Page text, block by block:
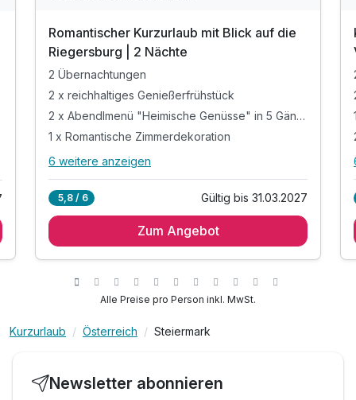
Romantischer Kurzurlaub mit Blick auf die
Riegersburg | 2 Nächte
2 Übernachtungen
2 x reichhaltiges Genießerfrühstück
2 x Abendlmenü "Heimische Genüsse" in 5 Gängen
1 x Romantische Zimmerdekoration
Alle Inklusivleistungen
2 x reichhaltiges Genießerfrühstück
1 x Romantische Zimmerdekoration
1 x Selbstgemachte Pralinen am Zimmer
1 x Flasche himmlische Vulkanperle am Zimmer
inkl. Finnische Sauna & Dampfbad
inkl. beheizter Außenpool & Panorama-
6 weitere anzeigen
5,8 / 6 Gültig bis 31.03.2027
Zum Angebot
Alle Preise pro Person inkl. MwSt.
Kurzurlaub Österreich Steiermark
Newsletter abonnieren